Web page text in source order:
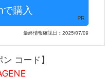
PR
最終情報確認日：2025/07/09
ン コード】